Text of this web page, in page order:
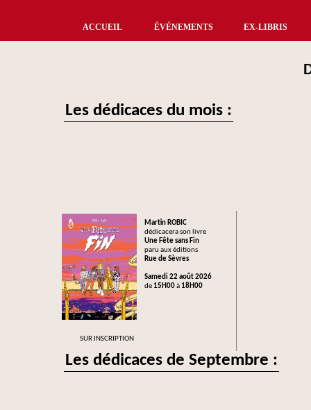
ACCUEIL ÉVÉNEMENTS EX-LIBRIS
Les dédicaces du mois :
Martin ROBIC
dédicacera son livre
Une Fête sans Fin
paru aux éditions
Rue de Sèvres
Samedi 22 août 2026
de 15H00 à 18H00
SUR INSCRIPTION
Les dédicaces de Septembre :